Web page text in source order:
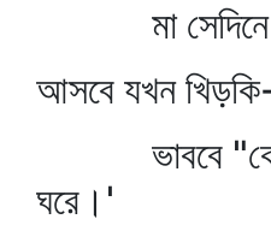
মা সেদিনে
আসবে যখন
ভাববে "কেন
ঘরে।'